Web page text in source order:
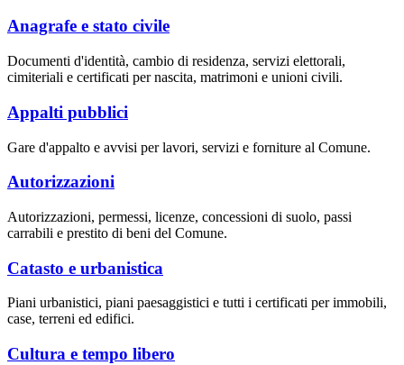
Anagrafe e stato civile
Documenti d'identità, cambio di residenza, servizi elettorali,
cimiteriali e certificati per nascita, matrimoni e unioni civili.
Appalti pubblici
Gare d'appalto e avvisi per lavori, servizi e forniture al Comune.
Autorizzazioni
Autorizzazioni, permessi, licenze, concessioni di suolo, passi
carrabili e prestito di beni del Comune.
Catasto e urbanistica
Piani urbanistici, piani paesaggistici e tutti i certificati per immobili,
case, terreni ed edifici.
Cultura e tempo libero